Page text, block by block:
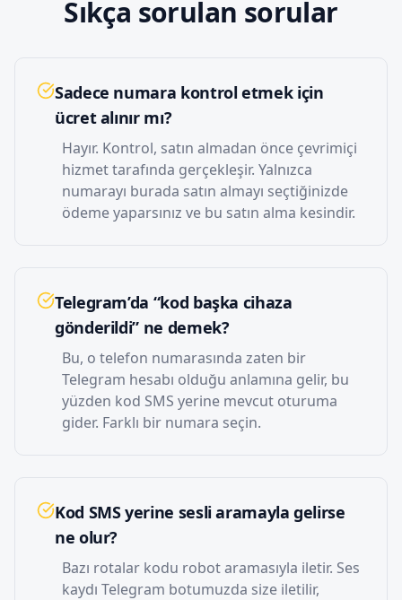
Sıkça sorulan sorular
Sadece numara kontrol etmek için
ücret alınır mı?
Hayır. Kontrol, satın almadan önce çevrimiçi
hizmet tarafında gerçekleşir. Yalnızca
numarayı burada satın almayı seçtiğinizde
ödeme yaparsınız ve bu satın alma kesindir.
Telegram’da “kod başka cihaza
gönderildi” ne demek?
Bu, o telefon numarasında zaten bir
Telegram hesabı olduğu anlamına gelir, bu
yüzden kod SMS yerine mevcut oturuma
gider. Farklı bir numara seçin.
Kod SMS yerine sesli aramayla gelirse
ne olur?
Bazı rotalar kodu robot aramasıyla iletir. Ses
kaydı Telegram botumuzda size iletilir,